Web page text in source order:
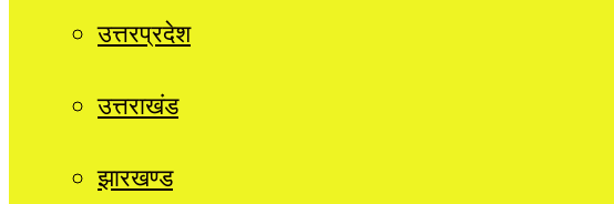
उत्तरप्रदेश
उत्तराखंड
झारखण्ड